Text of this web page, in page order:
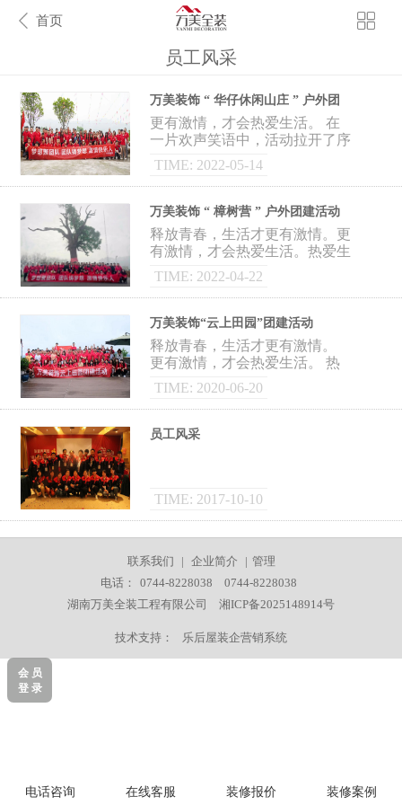
首页
员工风采
万美装饰 “ 华仔休闲山庄 ” 户外团
建活动
更有激情，才会热爱生活。 在
一片欢声笑语中，活动拉开了序
幕。大家通过热烈的交流和妙趣
横生的游戏，增加了彼此的熟悉
感。员工
TIME: 2022-05-14
万美装饰 “ 樟树营 ” 户外团建活动
释放青春，生活才更有激情。更
有激情，才会热爱生活。热爱生
活，才有充沛的精力和有力的追
逐理想。元旦之际，万美装饰迎
来了新年的第一次户
TIME: 2022-04-22
万美装饰“云上田园”团建活动
释放青春，生活才更有激情。
更有激情，才会热爱生活。 热
爱生活，才有充沛的精力和有力
的追逐理想。
TIME: 2020-06-20
员工风采
TIME: 2017-10-10
联系我们 | 企业简介 | 管理
电话：
0744-8228038
0744-8228038
湖南万美全装工程有限公司
湘ICP备2025148914号
技术支持： 乐后屋装企营销系统
电话咨询 在线客服 装修报价 装修案例
会 员
登 录